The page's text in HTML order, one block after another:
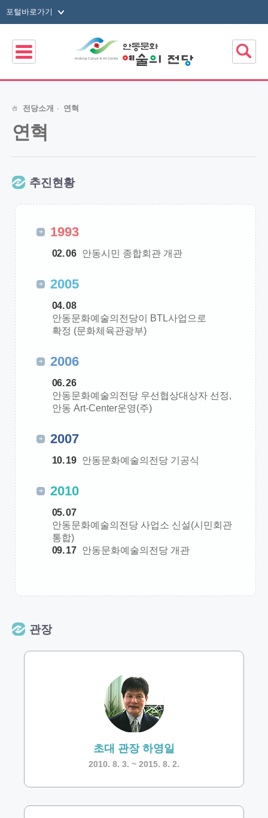
포털바로가기
전당소개 연혁
연혁
추진현황
1993
02. 06 안동시민 종합회관 개관
2005
04. 08
안동문화예술의전당이 BTL사업으로
확정 (문화체육관광부)
2006
06. 26
안동문화예술의전당 우선협상대상자 선정,
안동 Art-Center운영(주)
2007
10. 19 안동문화예술의전당 기공식
2010
05. 07
안동문화예술의전당 사업소 신설(시민회관
통합)
09. 17
안동문화예술의전당 개관
관장
초대 관장 하영일
2010. 8. 3. ~ 2015. 8. 2.